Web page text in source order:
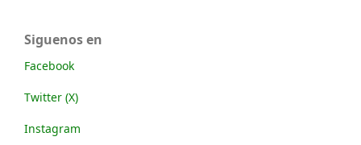
Siguenos en
Facebook
Twitter (X)
Instagram